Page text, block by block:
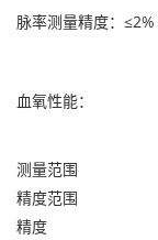
脉率测量精度：≤2%
血氧性能：
测量范围
精度范围
精度